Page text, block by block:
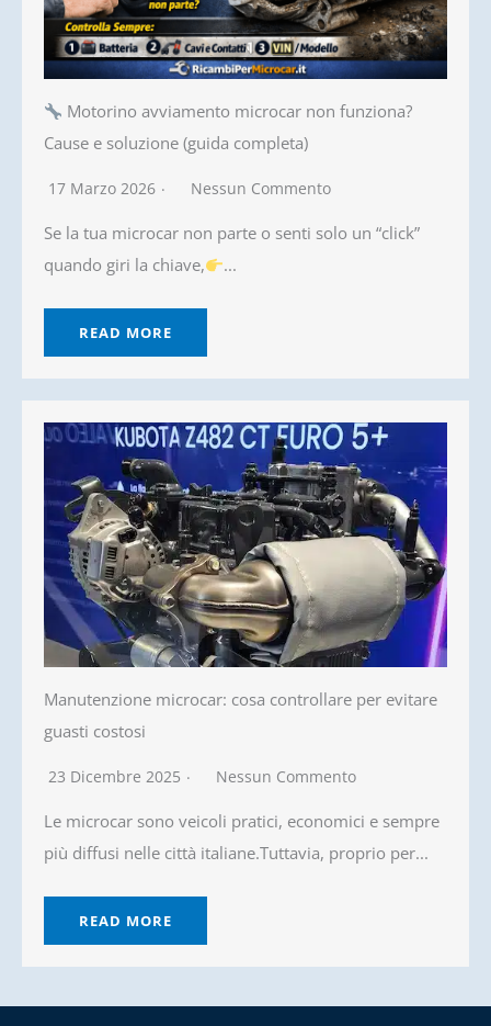
Motorino avviamento microcar non funziona?
Cause e soluzione (guida completa)
17 Marzo 2026 Nessun Commento
Se la tua microcar non parte o senti solo un “click”
quando giri la chiave,
...
READ MORE
Manutenzione microcar: cosa controllare per evitare
guasti costosi
23 Dicembre 2025 Nessun Commento
Le microcar sono veicoli pratici, economici e sempre
più diffusi nelle città italiane.Tuttavia, proprio per...
READ MORE